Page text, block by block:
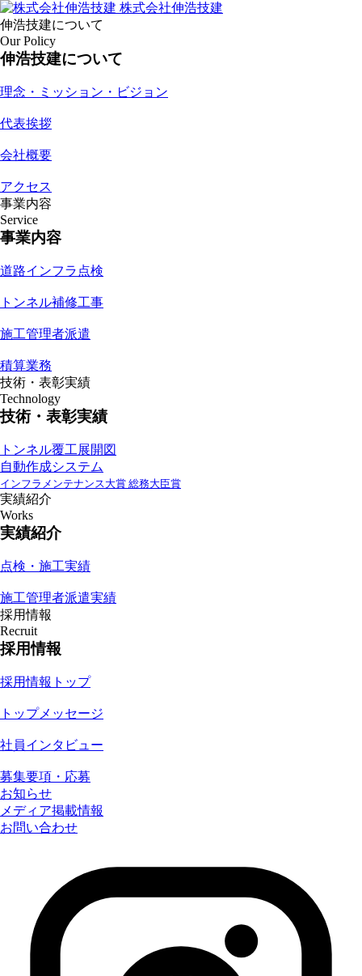
株式会社伸浩技建
伸浩技建について
Our Policy
伸浩技建について
理念・ミッション・ビジョン
代表挨拶
会社概要
アクセス
事業内容
Service
事業内容
道路インフラ点検
トンネル補修工事
施工管理者派遣
積算業務
技術・表彰実績
Technology
技術・表彰実績
トンネル覆工展開図
自動作成システム
インフラメンテナンス大賞 総務大臣賞
実績紹介
Works
実績紹介
点検・施工実績
施工管理者派遣実績
採用情報
Recruit
採用情報
採用情報トップ
トップメッセージ
社員インタビュー
募集要項・応募
お知らせ
メディア掲載情報
お問い合わせ